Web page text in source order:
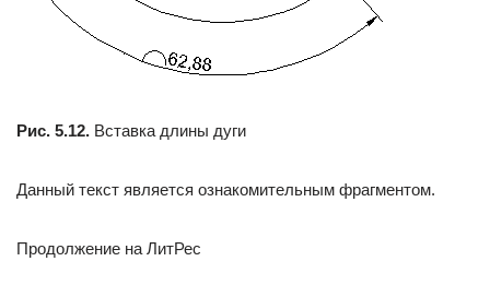
Рис. 5.12. Вставка длины дуги
Данный текст является ознакомительным фрагментом.
Продолжение на ЛитРес